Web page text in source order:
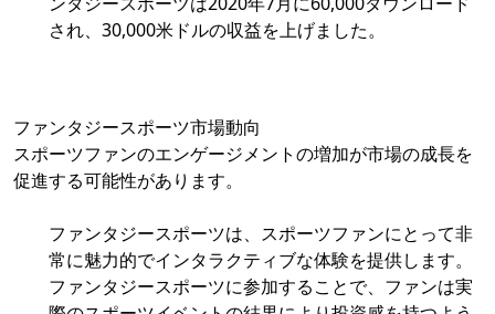
され、30,000米ドルの収益を上げました。
ファンタジースポーツ市場動向
スポーツファンのエンゲージメントの増加が市場の成長を
促進する可能性があります。
ファンタジースポーツは、スポーツファンにとって非
常に魅力的でインタラクティブな体験を提供します。
ファンタジースポーツに参加することで、ファンは実